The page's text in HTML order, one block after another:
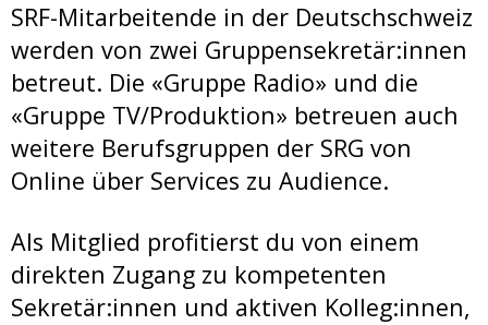
SRF-Mitarbeitende in der Deutschschweiz
werden von zwei Gruppensekretär:innen
betreut. Die «Gruppe Radio» und die
«Gruppe TV/Produktion» betreuen auch
weitere Berufsgruppen der SRG von
Online über Services zu Audience.
Als Mitglied profitierst du von einem
direkten Zugang zu kompetenten
Sekretär:innen und aktiven Kolleg:innen,